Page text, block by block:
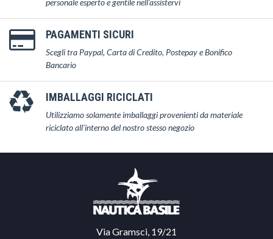
PAGAMENTI SICURI
Scegli tra Paypal, Carta di Credito, Postepay e Bonifico
Bancario
IMBALLAGGI RICICLATI
Utilizziamo solamente imballaggi provenienti da materiale
riciclato all'interno del nostro stesso negozio
Via Gramsci, 19/21